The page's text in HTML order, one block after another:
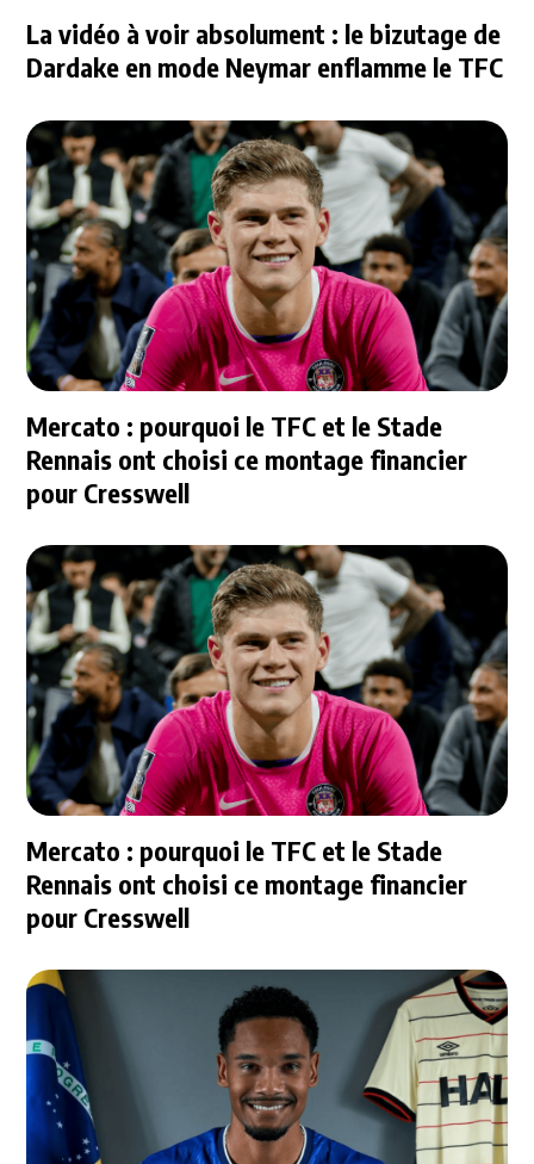
La vidéo à voir absolument : le bizutage de
Dardake en mode Neymar enflamme le TFC
Mercato : pourquoi le TFC et le Stade
Rennais ont choisi ce montage financier
pour Cresswell
Mercato : pourquoi le TFC et le Stade
Rennais ont choisi ce montage financier
pour Cresswell